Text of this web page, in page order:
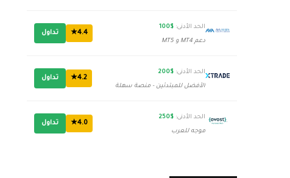
الحد الأدنى: $100
دعم MT4 و MT5
4.4★ تداول
الحد الأدنى: $200
الأفضل للمبتدئين - منصة سهلة
4.2★ تداول
الحد الأدنى: $250
موجه للعرب
4.0★ تداول